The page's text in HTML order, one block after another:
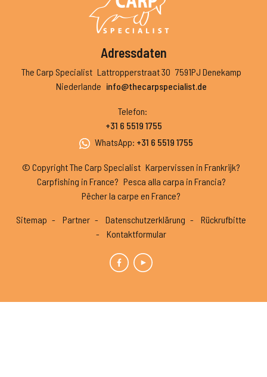
Adressdaten
The Carp Specialist Lattropperstraat 30 7591PJ Denekamp
Niederlande info@thecarpspecialist.de
Telefon:
+31 6 5519 1755
WhatsApp: +31 6 5519 1755
© Copyright The Carp Specialist Karpervissen in Frankrijk?
Carpfishing in France? Pesca alla carpa in Francia?
Pêcher la carpe en France?
Sitemap Partner Datenschutzerklärung
Rückrufbitte
Kontaktformular